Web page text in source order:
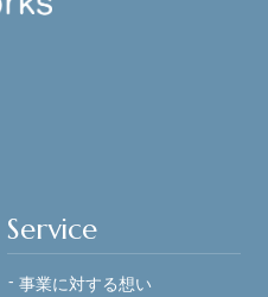
Service
事業に対する想い